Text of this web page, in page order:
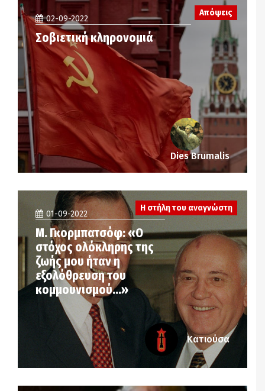
Απόψεις
02-09-2022
Σοβιετική κληρονομιά
Dies Brumalis
01-09-2022
Μ. Γκορμπατσόφ: «Ο
στόχος ολόκληρης της
ζωής μου ήταν η
εξολόθρευση του
κομμουνισμού…»
Η στήλη του αναγνώστη
Κατιούσα